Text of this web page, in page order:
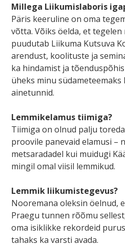
Millega Liikumislaboris
Päris keeruline on oma
võtta. Võiks öelda, et
puudutab Liikuma Kutsuva
arendust, koolituste ja
ka hindamist ja
üheks minu
ainetunnid.
Lemmikelamus tiimiga?
Tiimiga on olnud palju
proovile panevaid elamusi –
metsaradadel kui muidugi
mingil omal viisil lemmikud.
Lemmik liikumistegevus?
Nooremana oleksin öelnud,
Praegu tunnen rõõmu
oma isiklikke rekordeid
tahaks ka varsti avada.